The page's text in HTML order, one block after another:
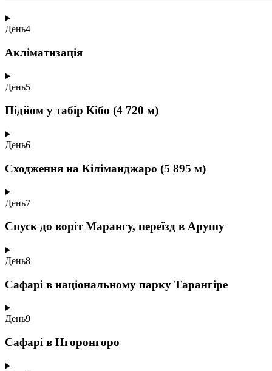
День4
Акліматизація
День5
Підйом у табір Кібо (4 720 м)
День6
Сходження на Кіліманджаро (5 895 м)
День7
Спуск до воріт Марангу, переїзд в Арушу
День8
Сафарі в національному парку Тарангіре
День9
Сафарі в Нгоронгоро